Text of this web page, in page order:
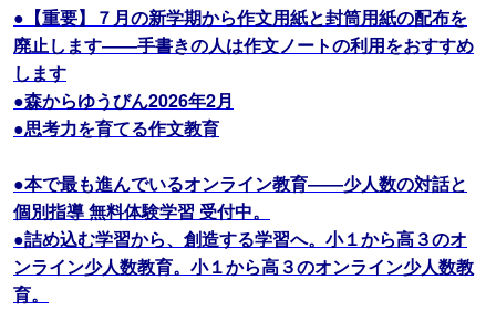
●【重要】７月の新学期から作文用紙と封筒用紙の配布を
廃止します――手書きの人は作文ノートの利用をおすすめ
します
●森からゆうびん2026年2月
●思考力を育てる作文教育
●本で最も進んでいるオンライン教育――少人数の対話と
個別指導 無料体験学習 受付中。
●詰め込む学習から、創造する学習へ。小１から高３のオ
ンライン少人数教育。小１から高３のオンライン少人数教
育。